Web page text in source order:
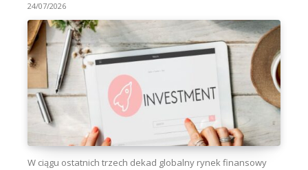
24/07/2026
W ciągu ostatnich trzech dekad globalny rynek finansowy